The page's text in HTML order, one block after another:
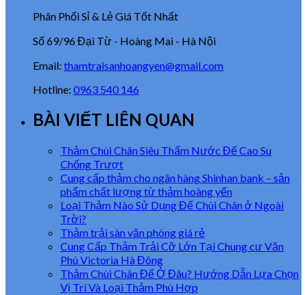
Phân Phối Sỉ & Lẻ Giá Tốt Nhất
Số 69/96 Đại Từ - Hoàng Mai - Hà Nội
Email: thamtraisanhoangyen@gmail.com
Hotline: 0963 540 146
BÀI VIẾT LIÊN QUAN
Thảm Chùi Chân Siêu Thấm Nước Đế Cao Su
Chống Trượt
Cung cấp thảm cho ngân hàng Shinhan bank – sản
phẩm chất lượng từ thảm hoàng yến
Loại Thảm Nào Sử Dụng Để Chùi Chân ở Ngoài
Trời?
Thảm trải sàn văn phòng giá rẻ
Cung Cấp Thảm Trải Cỡ Lớn Tại Chung cư Văn
Phú Victoria Hà Đông
Thảm Chùi Chân Để Ở Đâu? Hướng Dẫn Lựa Chọn
Vị Trí Và Loại Thảm Phù Hợp